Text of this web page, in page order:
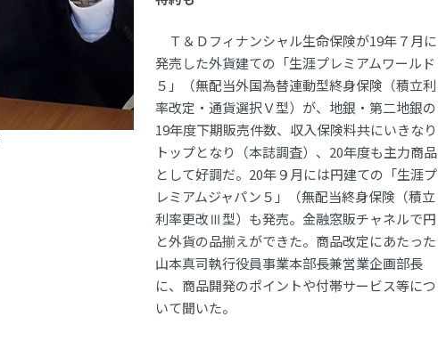
Ｔ＆Ｄフィナンシャル生命保険が19年７月に
発売した外貨建ての「生涯プレミアムワールド
５」（無配当外国為替連動型終身保険（積立利
率改定・通貨選択Ｖ型）が、地銀・第二地銀の
19年度下期販売件数、収入保険料共にいきなり
トップとなり（本誌調査）、20年度も主力商品
として好調だ。20年９月には円建ての「生涯プ
レミアムジャパン５」（無配当終身保険（積立
利率更改Ⅲ型）も発売。金融窓販チャネルで円
と外貨の品揃えができた。商品改定にあたった
山本真司執行役員事業本部長兼営業企画部長
に、商品開発のポイントや付帯サービス等につ
いて聞いた。